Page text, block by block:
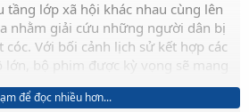
tầng lớp xã hội khác nhau cùng lên
nhằm giải cứu những người dân bị
Với bối cảnh lịch sử kết hợp các
lớn, bộ phim được kỳ vọng sẽ mang
mãn nhãn cùng câu chuyện giàu
để đọc nhiều hơn...